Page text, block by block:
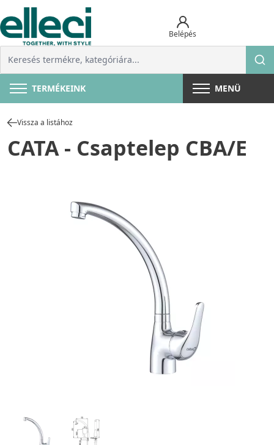
Belépés
TERMÉKEINK MENÜ
Vissza a listához
CATA - Csaptelep CBA/E